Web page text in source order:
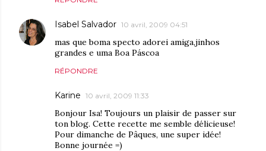
Isabel Salvador 10 avril, 2009 04:51
mas que boma specto adorei amiga,jinhos
grandes e uma Boa Páscoa
RÉPONDRE
Karine 10 avril, 2009 11:33
Bonjour Isa! Toujours un plaisir de passer sur
ton blog. Cette recette me semble délicieuse!
Pour dimanche de Pâques, une super idée!
Bonne journée =)